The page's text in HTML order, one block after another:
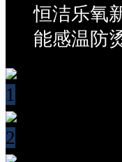
恒洁乐氧
能感温防
1
2